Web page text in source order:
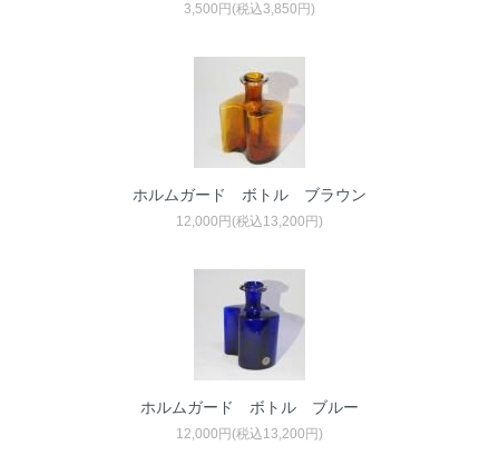
3,500円(税込3,850円)
ホルムガード ボトル ブラウン
12,000円(税込13,200円)
ホルムガード ボトル ブルー
12,000円(税込13,200円)